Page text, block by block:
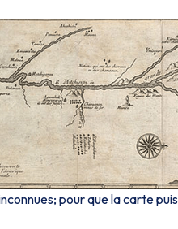
pour que la carte